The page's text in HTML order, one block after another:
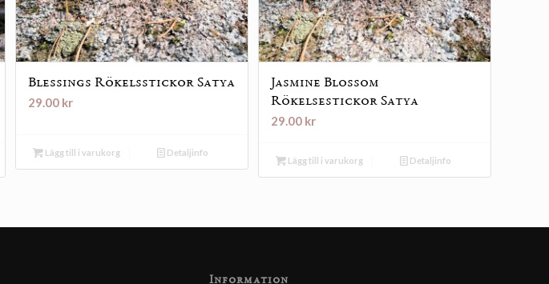
Blessings Rökelsstickor Satya
29.00 kr
Lägg till i varukorg Detaljinfo
Jasmine Blossom
Rökelsestickor Satya
29.00 kr
Lägg till i varukorg Detaljinfo
Information